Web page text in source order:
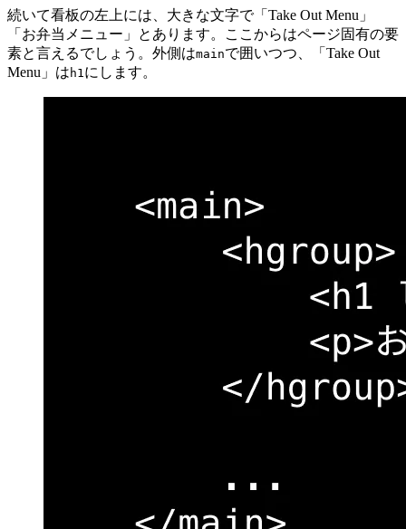
続いて看板の左上には、大きな文字で「Take Out Menu」
「お弁当メニュー」とあります。ここからはページ固有の要
素と言えるでしょう。外側はmainで囲いつつ、「Take Out
Menu」は h1 にします。